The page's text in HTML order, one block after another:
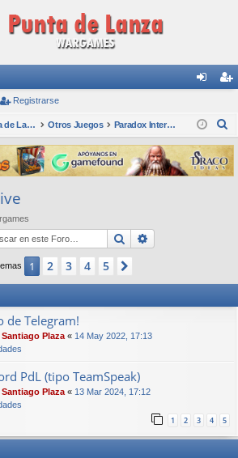
nti
fic
ar
ist
ra
rs
Registrarse
Foro Punta de Lanza Wargames Otros Juegos Paradox Interactive
s
c
Buscar
1 2 3 4 5
de Telegram!
Santiago Plaza « 14 May 2022, 17:13
PdL (tipo TeamSpeak)
Santiago Plaza « 13 Mar 2024, 17:12
1 2 3 4 5